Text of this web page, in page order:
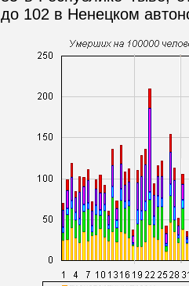
до 102 в Ненецком